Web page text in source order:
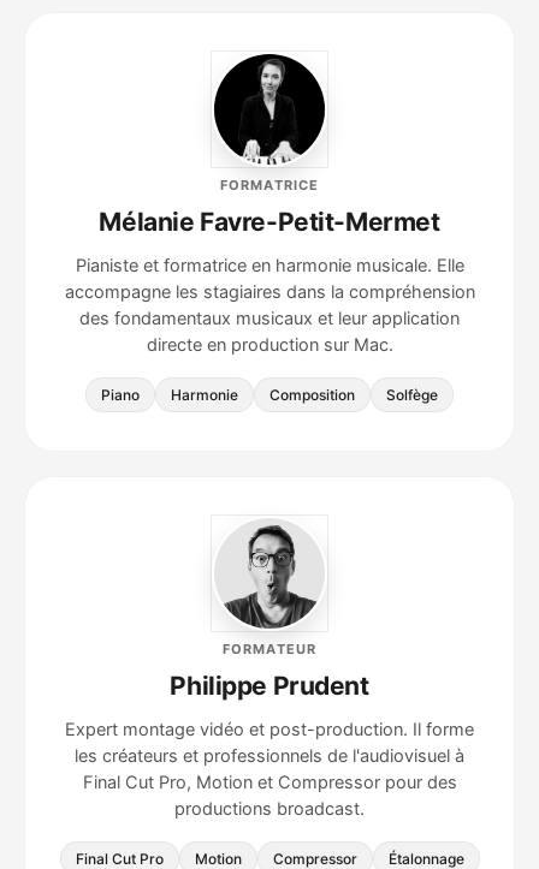
FORMATRICE
Mélanie Favre-Petit-Mermet
Pianiste et formatrice en harmonie musicale. Elle
accompagne les stagiaires dans la compréhension
des fondamentaux musicaux et leur application
directe en production sur Mac.
Piano Harmonie Composition Solfège
FORMATEUR
Philippe Prudent
Expert montage vidéo et post-production. Il forme
les créateurs et professionnels de l'audiovisuel à
Final Cut Pro, Motion et Compressor pour des
productions broadcast.
Final Cut Pro Motion Compressor Étalonnage